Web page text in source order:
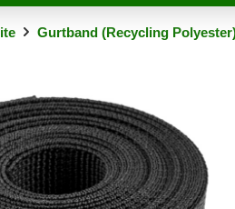
Gurtband (Recycling